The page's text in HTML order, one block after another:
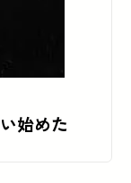
始めた